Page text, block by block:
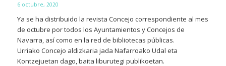
6 octubre, 2020
Ya se ha distribuido la revista Concejo correspondiente al mes
de octubre por todos los Ayuntamientos y Concejos de
Navarra, así como en la red de bibliotecas públicas.
Urriako Concejo aldizkaria jada Nafarroako Udal eta
Kontzejuetan dago, baita liburutegi publikoetan.